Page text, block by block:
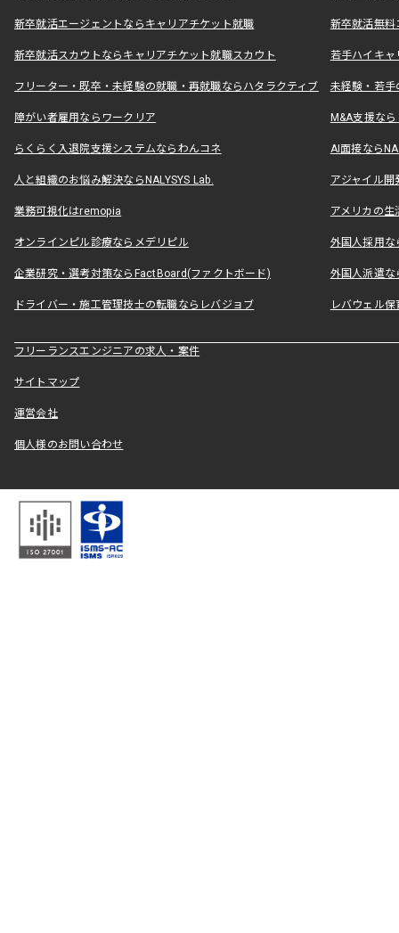
新卒就活エージェントならキャリアチケット就職 新卒就活無料
新卒就活スカウトならキャリアチケット就職スカウト 若手ハイキ
フリーター・既卒・未経験の就職・再就職ならハタラクティブ 未経験・若手
障がい者雇用ならワークリア M&A支援な
らくらく入退院支援システムならわんコネ AI面接なら
人と組織のお悩み解決ならNALYSYS Lab. アジャイル
業務可視化はremopia アメリカの
オンラインピル診療ならメデリピル 外国人採用
企業研究・選考対策ならFactBoard(ファクトボード) 外国人派遣な
ドライバー・施工管理技士の転職ならレバジョブ レバウェル
フリーランスエンジニアの求人・案件
サイトマップ
運営会社
個人様のお問い合わせ